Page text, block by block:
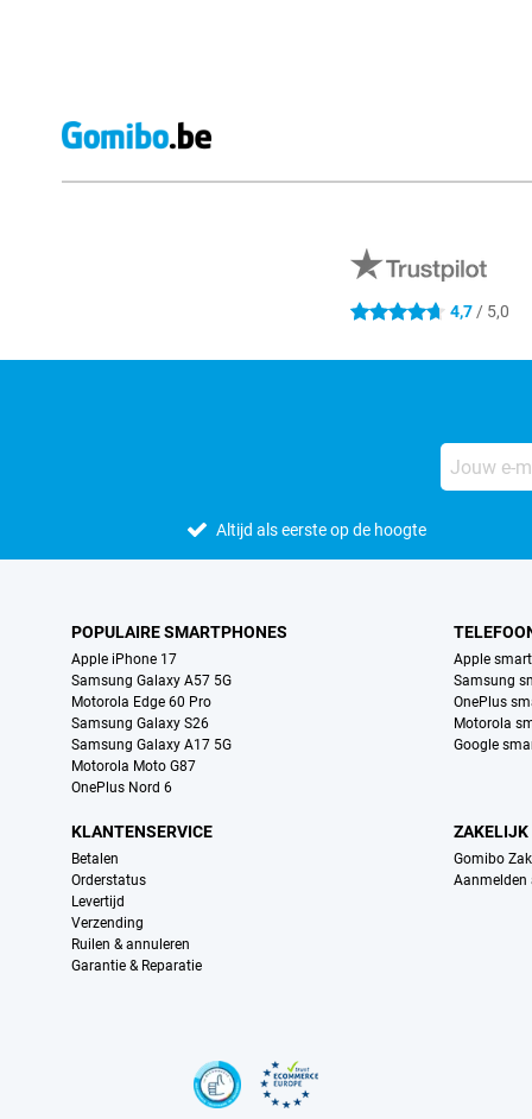
4.7 sterren 4,7 / 5,0
Altijd als eerste op de hoogte
POPULAIRE SMARTPHONES
Apple iPhone 17
Samsung Galaxy A57 5G
Motorola Edge 60 Pro
Samsung Galaxy S26
Samsung Galaxy A17 5G
Motorola Moto G87
OnePlus Nord 6
Apple
Samsung
OnePlus
Motorola
Google
KLANTENSERVICE
Betalen
Orderstatus
Levertijd
Verzending
Ruilen & annuleren
Garantie & Reparatie
ZAKELIJK
Gomibo
Aanmelden